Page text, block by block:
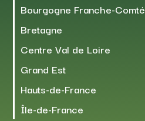
Bourgogne Franche-Comté
Bretagne
Centre Val de Loire
Grand Est
Hauts-de-France
Île-de-France